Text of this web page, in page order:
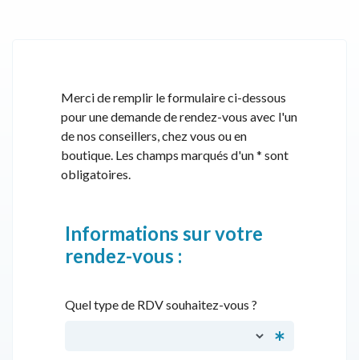
Merci de remplir le formulaire ci-dessous
pour une demande de rendez-vous avec l'un
de nos conseillers, chez vous ou en
boutique. Les champs marqués d'un * sont
obligatoires.
Informations sur votre
rendez-vous :
Quel type de RDV souhaitez-vous ?